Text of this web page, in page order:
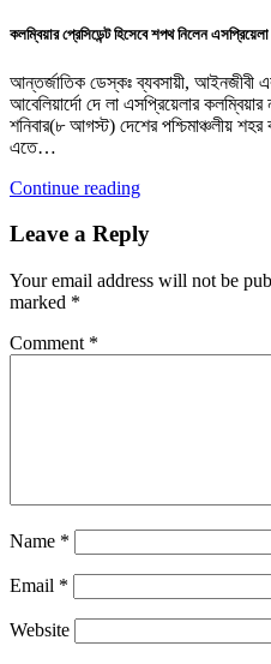
কলম্বিয়ার প্রেসিডেন্ট হিসেবে শপথ নিলেন এসপ্রিয়েলা
আন্তর্জাতিক ডেস্কঃ ব্যবসায়ী, আইনজীবী
আবেলিয়ার্দো দে লা এসপ্রিয়েলার
শনিবার(৮ আগস্ট) দেশের পশ্চিমাঞ্চলীয়
এতে…
Continue reading
Leave a Reply
Your email address will not be
marked *
Comment *
Name *
Email *
Website